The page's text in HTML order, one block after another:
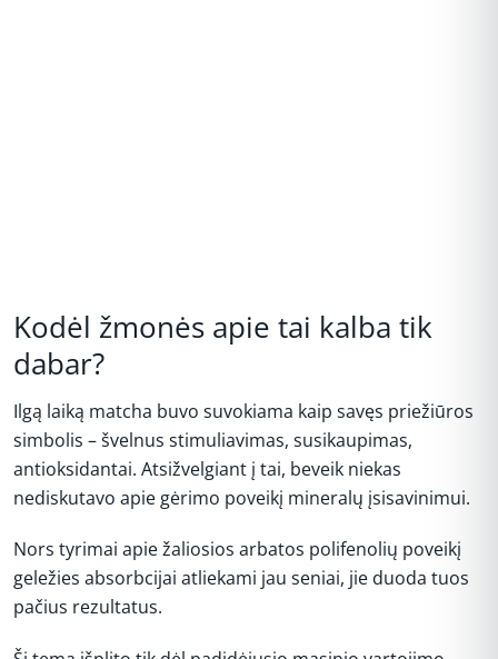
Kodėl žmonės apie tai kalba tik
dabar?
Ilgą laiką matcha buvo suvokiama kaip savęs priežiūros
simbolis – švelnus stimuliavimas, susikaupimas,
antioksidantai. Atsižvelgiant į tai, beveik niekas
nediskutavo apie gėrimo poveikį mineralų įsisavinimui.
Nors tyrimai apie žaliosios arbatos polifenolių poveikį
geležies absorbcijai atliekami jau seniai, jie duoda tuos
pačius rezultatus.